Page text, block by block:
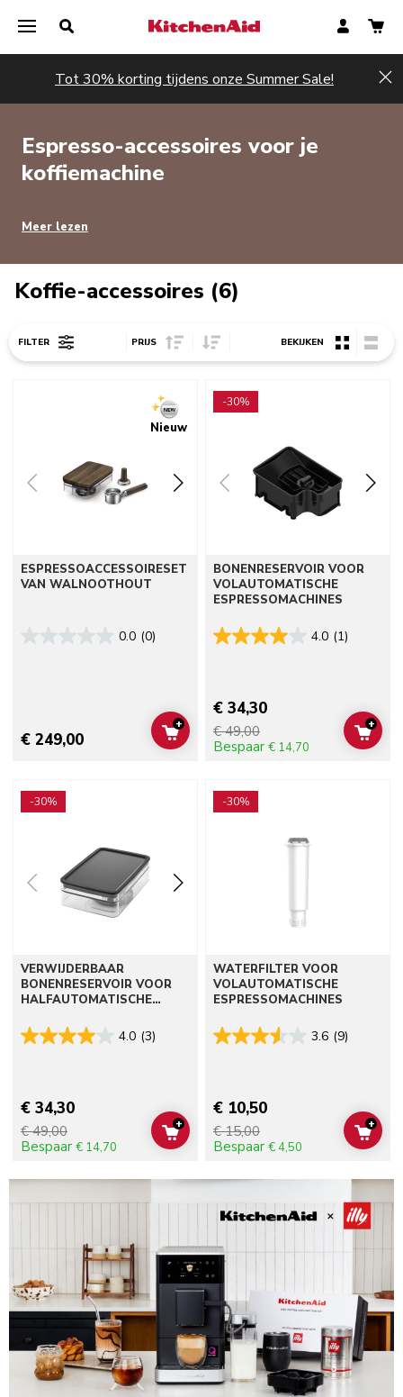
Tot 30% korting tijdens onze Summer Sale!
Espresso-accessoires voor je
koffiemachine
Meer lezen
Koffie-accessoires (6)
FILTER PRIJS Sort Price ascending
Sort Price descending
BEKIJKEN
Nieuw
ESPRESSOACCESSOIRESET
VAN WALNOOTHOUT
0.0 (0)
€ 249,00 ADD TO CART
+
-30%
BONENRESERVOIR VOOR
VOLAUTOMATISCHE
ESPRESSOMACHINES
4.0 (1)
€ 34,30
€ 49,00
Bespaar € 14,70
ADD
+
-30%
VERWIJDERBAAR
BONENRESERVOIR VOOR
HALFAUTOMATISCHE
4.0 (3)
€ 34,30
€ 49,00
Bespaar € 14,70
ADD TO CART
+
-30%
WATERFILTER VOOR
VOLAUTOMATISCHE
ESPRESSOMACHINES
3.6 (9)
€ 10,50
€ 15,00
Bespaar € 4,50
ADD
+